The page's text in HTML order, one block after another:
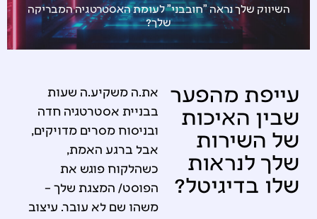
השיווק שלך נראה "חובבני" לעומת האסטרטגיה המבריקה
שלך?
עייפת מהפער
שבין האיכות
של השירות
שלך לנראות
שלו בדיגיטל?
את.ה משקיע.ה שעות
בבניית אסטרטגיה חדה
ובניסוח מסרים מדויקים,
אבל ברגע האמת,
כשהלקוח פוגש את
הפוסט/ המצגת שלך –
משהו שם לא עובר. עיצוב